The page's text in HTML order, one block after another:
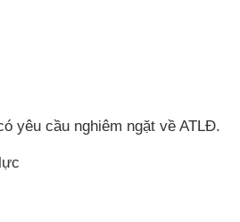
yêu cầu nghiêm ngặt về ATLĐ.